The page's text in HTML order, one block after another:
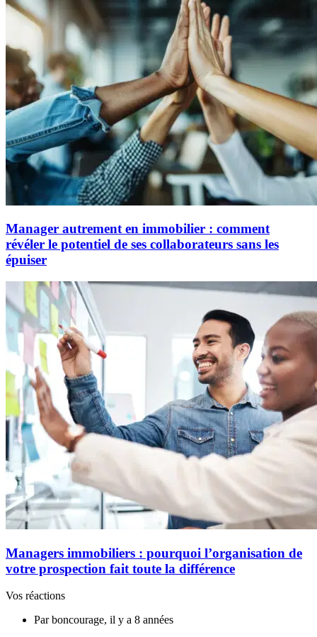
Manager autrement en immobilier : comment
révéler le potentiel de ses collaborateurs sans les
épuiser
Managers immobiliers : pourquoi l’organisation de
votre prospection fait toute la différence
Vos réactions
Par boncourage, il y a 8 années